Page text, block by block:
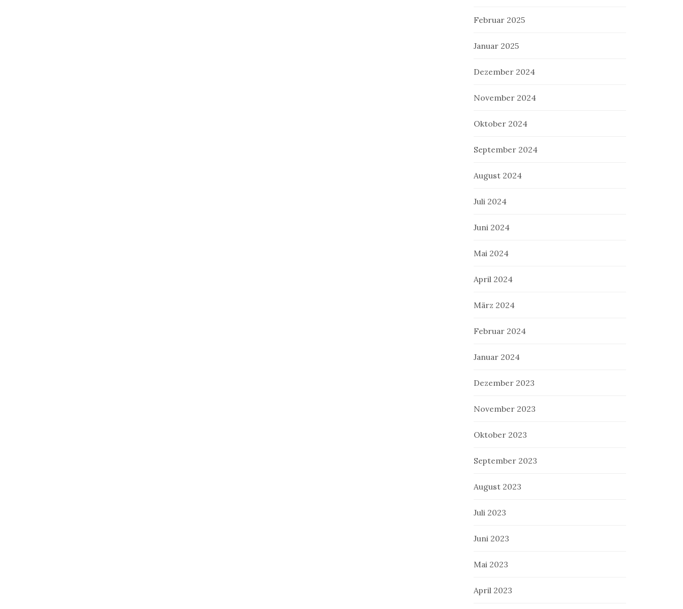
Februar 2025
Januar 2025
Dezember 2024
November 2024
Oktober 2024
September 2024
August 2024
Juli 2024
Juni 2024
Mai 2024
April 2024
März 2024
Februar 2024
Januar 2024
Dezember 2023
November 2023
Oktober 2023
September 2023
August 2023
Juli 2023
Juni 2023
Mai 2023
April 2023